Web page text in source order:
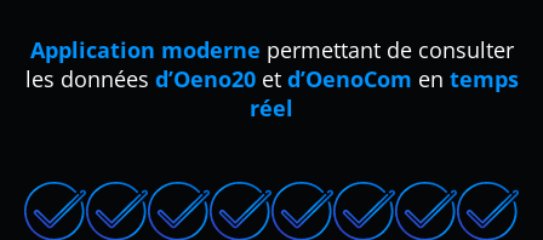
Application moderne permettant de consulter
les données d’Oeno20et d’OenoCom en temps
réel